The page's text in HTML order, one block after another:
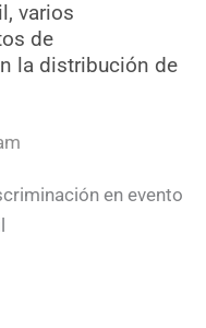
varios
de
la distribución de